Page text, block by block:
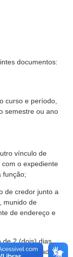
documentos:
curso e período,
semestre ou ano
vínculo de
o expediente
função;
de credor junto a
munido de
de endereço e
de 2 (dois) dias
convocado o